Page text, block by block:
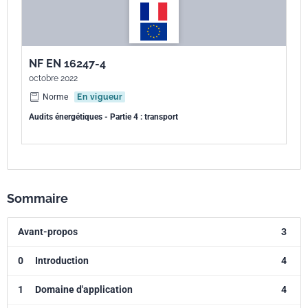
NF EN 16247-4
octobre 2022
Norme
En vigueur
Audits énergétiques - Partie 4 : transport
Sommaire
Avant-propos 3
0 Introduction 4
1 Domaine d'application 4